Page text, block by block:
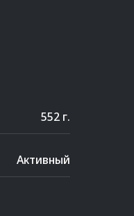
552 г.
Активный